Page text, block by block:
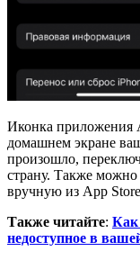
Иконка приложения
домашнем экране
произошло,
страну. Также можно
вручную из App
Также читайте: Как
недоступное в